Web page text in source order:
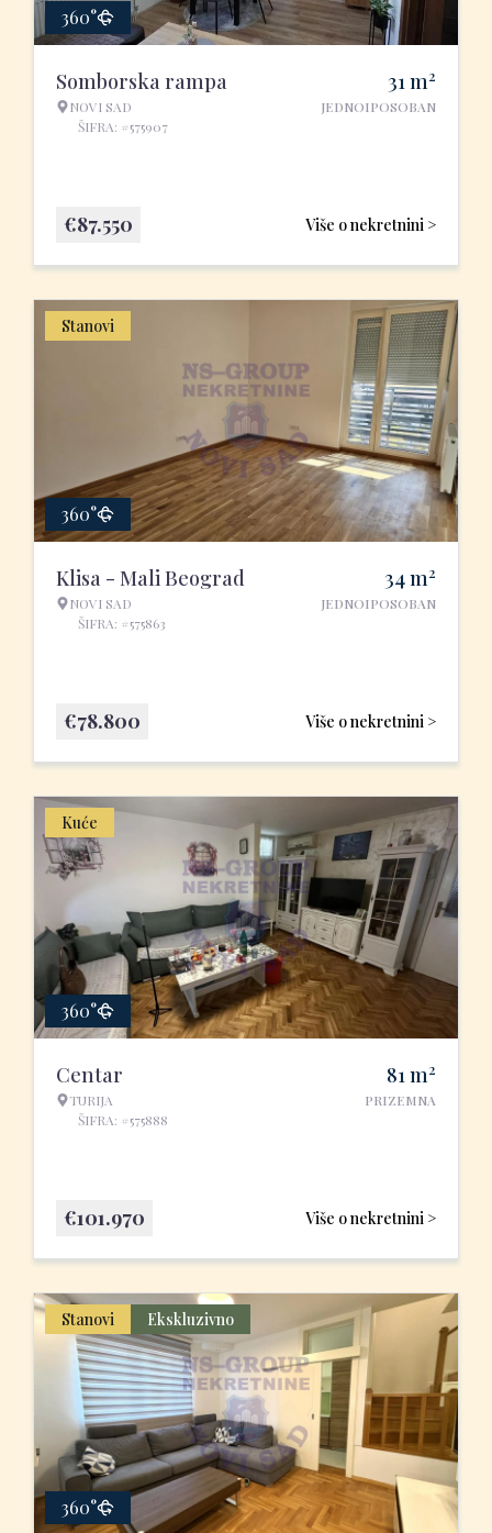
360°
Somborska rampa
NOVI SAD
ŠIFRA: #575907
31m2
JEDNOIPOSOBAN
Više o nekretnini >
€87.550
Stanovi
360°
Klisa - Mali Beograd
NOVI SAD
ŠIFRA: #575863
34m2
JEDNOIPOSOBAN
Više o nekretnini >
€78.800
Kuće
360°
Centar
TURIJA
ŠIFRA: #575888
81m2
PRIZEMNA
Više o nekretnini >
€101.970
Stanovi Ekskluzivno
360°